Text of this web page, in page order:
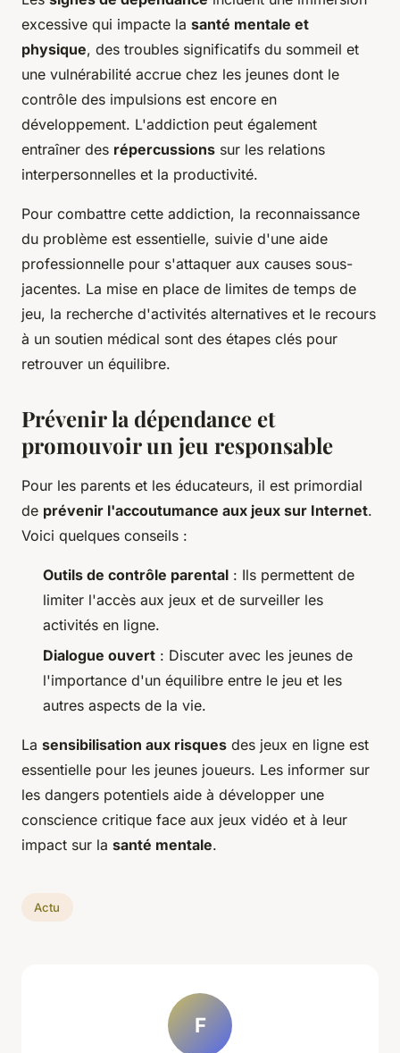
excessive qui impacte la santé mentale et
physique, des troubles significatifs du sommeil et
une vulnérabilité accrue chez les jeunes dont le
contrôle des impulsions est encore en
développement. L'addiction peut également
entraîner des répercussions sur les relations
interpersonnelles et la productivité.
Pour combattre cette addiction, la reconnaissance
du problème est essentielle, suivie d'une aide
professionnelle pour s'attaquer aux causes sous-
jacentes. La mise en place de limites de temps de
jeu, la recherche d'activités alternatives et le recours
à un soutien médical sont des étapes clés pour
retrouver un équilibre.
Prévenir la dépendance et
promouvoir un jeu responsable
Pour les parents et les éducateurs, il est primordial
de prévenir l'accoutumance aux jeux sur Internet.
Voici quelques conseils :
Outils de contrôle parental : Ils permettent de
limiter l'accès aux jeux et de surveiller les
activités en ligne.
Dialogue ouvert : Discuter avec les jeunes de
l'importance d'un équilibre entre le jeu et les
autres aspects de la vie.
La sensibilisation aux risques des jeux en ligne est
essentielle pour les jeunes joueurs. Les informer sur
les dangers potentiels aide à développer une
conscience critique face aux jeux vidéo et à leur
impact sur la santé mentale.
Actu
F